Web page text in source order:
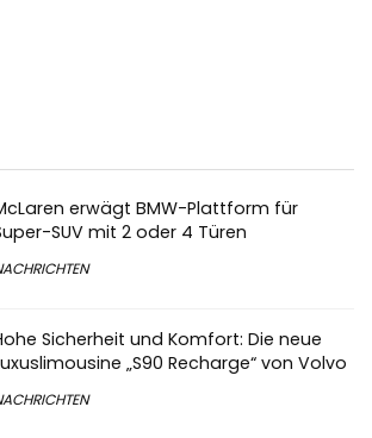
erwägt BMW-Plattform für
SUV mit 2 oder 4 Türen
Sicherheit und Komfort: Die neue
„S90 Recharge“ von Volvo